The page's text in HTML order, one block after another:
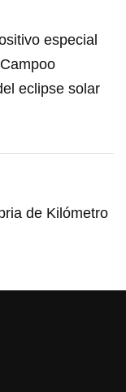
especial
eclipse solar
de Kilómetro